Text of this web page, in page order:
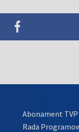
Abonament TVP
Rada